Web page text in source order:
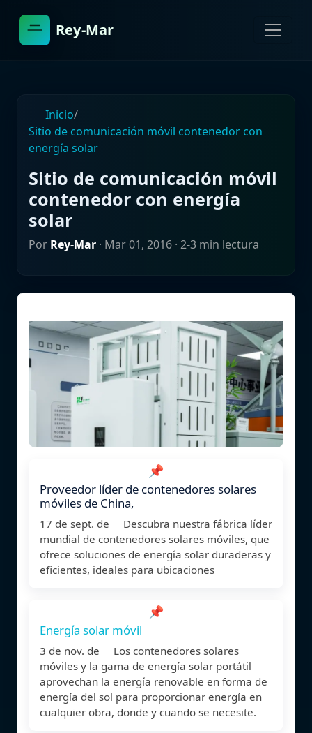
Rey-Mar
Inicio/
Sitio de comunicación móvil contenedor con
energía solar
Sitio de comunicación móvil
contenedor con energía
solar
Por Rey-Mar · Mar 01, 2016 · 2-3 min lectura
📌
Proveedor líder de contenedores solares
móviles de China,
17 de sept. de Descubra nuestra fábrica líder
mundial de contenedores solares móviles, que
ofrece soluciones de energía solar duraderas y
eficientes, ideales para ubicaciones
📌
Energía solar móvil
3 de nov. de Los contenedores solares
móviles y la gama de energía solar portátil
aprovechan la energía renovable en forma de
energía del sol para proporcionar energía en
cualquier obra, donde y cuando se necesite.